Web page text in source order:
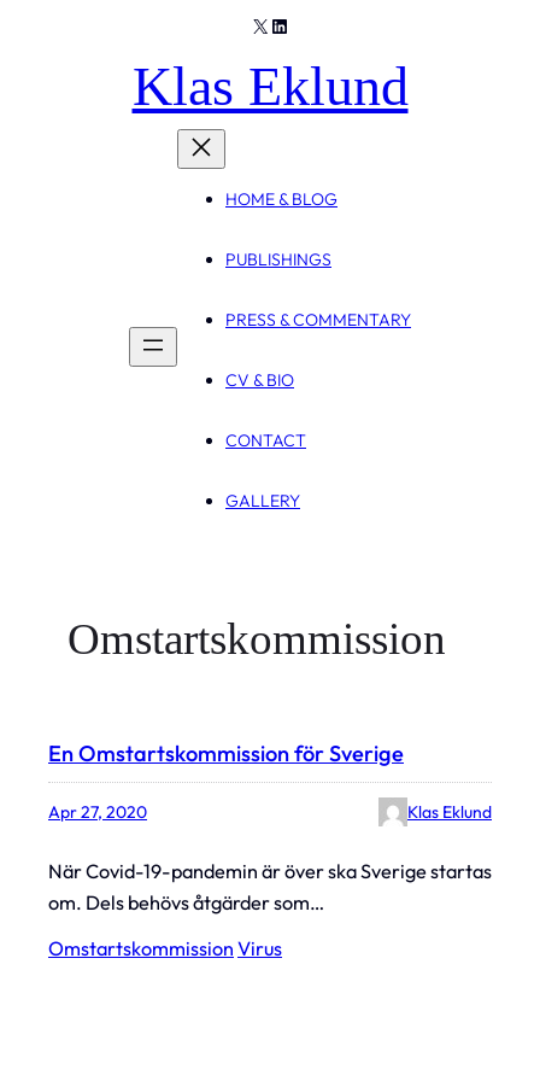
X LinkedIn
Klas Eklund
HOME & BLOG
PUBLISHINGS
PRESS & COMMENTARY
CV & BIO
CONTACT
GALLERY
Omstartskommission
En Omstartskommission för Sverige
Apr 27, 2020 Klas Eklund
När Covid-19-pandemin är över ska Sverige startas
om. Dels behövs åtgärder som…
Omstartskommission Virus